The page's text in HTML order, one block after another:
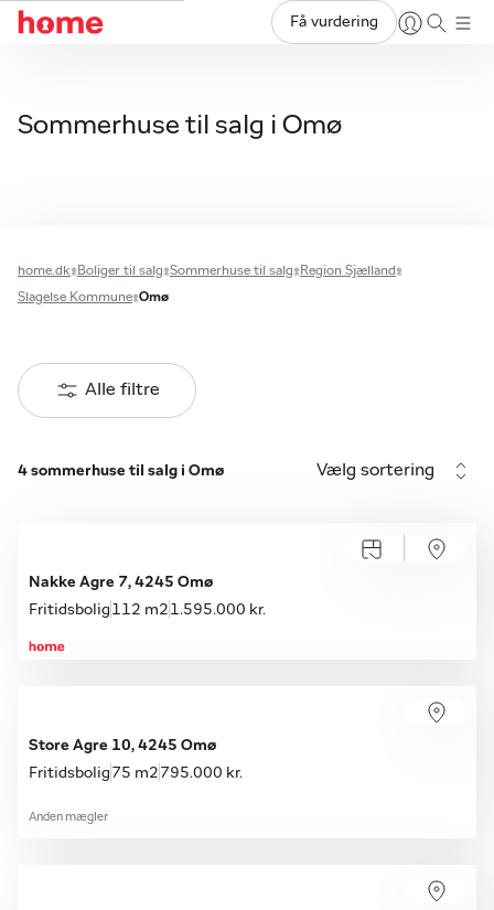
Få vurdering
Sommerhuse til salg i Omø
home.dk Boliger til salg Sommerhuse til salg
Region Sjælland
Slagelse Kommune Omø
Alle filtre
4 sommerhuse til salg i Omø Vælg sortering
Nakke Agre 7, 4245 Omø
Fritidsbolig 112 m2 1.595.000 kr.
Store Agre 10, 4245 Omø
Fritidsbolig 75 m2 795.000 kr.
Anden mægler